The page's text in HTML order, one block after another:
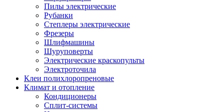
Пилы электрические
Рубанки
Степлеры электрические
Фрезеры
Шлифмашины
Шуруповерты
Электрические краскопульты
Электроточила
Клеи полихлоропреновые
Климат и отопление
Кондиционеры
Сплит-системы